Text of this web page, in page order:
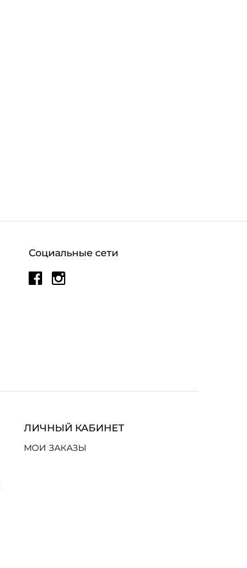
Социальные сети
ЛИЧНЫЙ КАБИНЕТ
МОИ ЗАКАЗЫ